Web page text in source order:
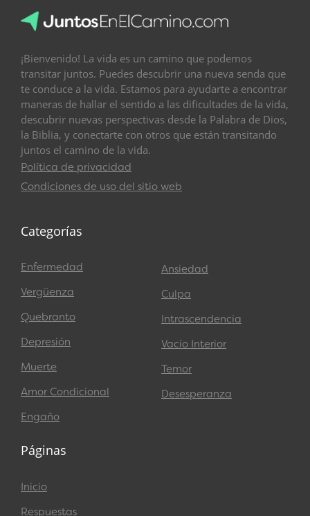
¡Bienvenido! La vida es un camino que podemos
transitar juntos. Puedes descubrir una nueva senda que
te conduce a la vida. Estamos para ayudarte a encontrar
maneras de hallar el sentido a las dificultades de la vida,
descubrir nuevas perspectivas desde la Palabra de Dios,
la Biblia, y conectarte con otros que están transitando
juntos el camino de la vida.
Política de privacidad
Condiciones de uso del sitio web
Categorías
Enfermedad
Vergüenza
Quebranto
Depresión
Muerte
Amor Condicional
Engaño
Ansiedad
Culpa
Intrascendencia
Vacío Interior
Temor
Desesperanza
Páginas
Inicio
Respuestas